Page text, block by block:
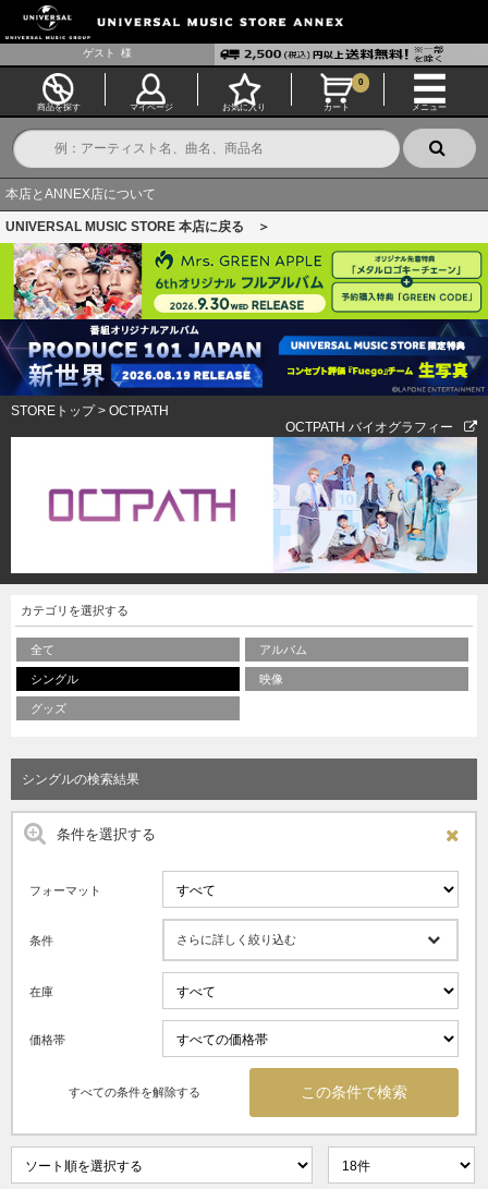
ゲスト 様
商品を探す マイページ お気に入り カート
0
メニュー
本店とANNEX店について
UNIVERSAL MUSIC STORE 本店に戻る ＞
STOREトップ> OCTPATH
OCTPATH バイオグラフィー
カテゴリを選択する
全て アルバム
シングル 映像
グッズ
シングルの検索結果
条件を選択する
フォーマット
条件 さらに詳しく絞り込む
在庫
価格帯
すべての条件を解除する